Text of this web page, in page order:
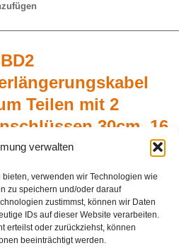
verwalten
verwenden wir Technologien wie
zu speichern und/oder darauf
zustimmst, können wir Daten
IDs auf dieser Website verarbeiten.
erteilst oder zurückziehst, können
beeinträchtigt werden.
Teilen mit 2
30cm, 16
Für€13,90
Preis
war:
€10,43
Preis
ist: